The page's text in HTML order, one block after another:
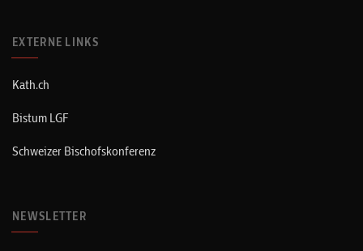
EXTERNE LINKS
Kath.ch
Bistum LGF
Schweizer Bischofskonferenz
NEWSLETTER